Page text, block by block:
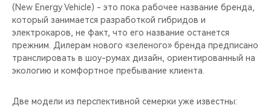
(New Energy Vehicle) - это пока рабочее название бренда,
который занимается разработкой гибридов и
электрокаров, не факт, что его название останется
прежним. Дилерам нового «зеленого» бренда предписано
транслировать в шоу-румах дизайн, ориентированный на
экологию и комфортное пребывание клиента.
Две модели из перспективной семерки уже известны: